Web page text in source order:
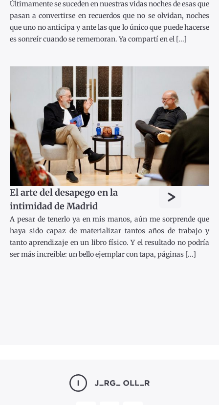
Últimamente se suceden en nuestras vidas noches de esas que
pasan a convertirse en recuerdos que no se olvidan, noches
que uno no anticipa y ante las que lo único que puede hacerse
es sonreír cuando se rememoran. Ya compartí en el [...]
El arte del desapego en la
intimidad de Madrid
>
A pesar de tenerlo ya en mis manos, aún me sorprende que
haya sido capaz de materializar tantos años de trabajo y
tanto aprendizaje en un libro físico. Y el resultado no podría
ser más increíble: un bello ejemplar con tapa, páginas [...]